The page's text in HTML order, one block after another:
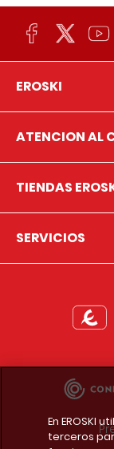
EROSKI
ATENCION AL
TIENDAS
SERVICIOS
En EROSKI
terceros